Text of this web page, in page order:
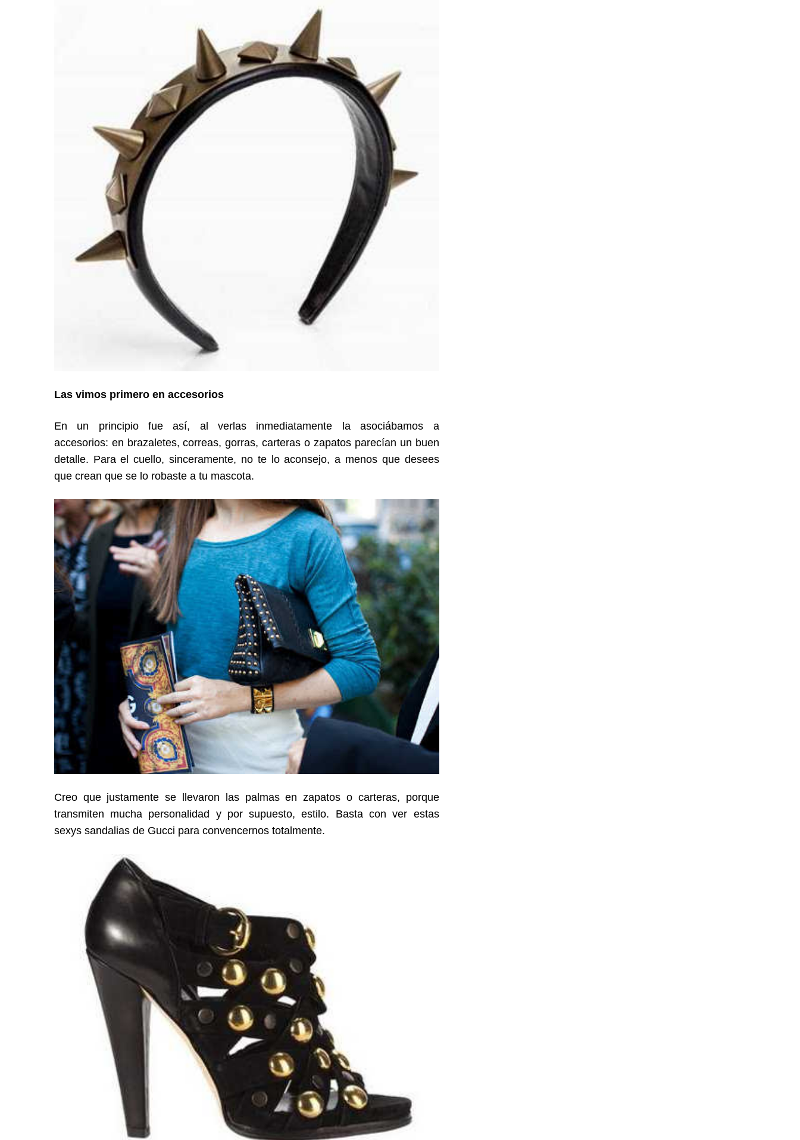
Las vimos primero en accesorios
En un principio fue así, al verlas inmediatamente la asociábamos a
accesorios: en brazaletes, correas, gorras, carteras o zapatos parecían un buen
detalle. Para el cuello, sinceramente, no te lo aconsejo, a menos que desees
que crean que se lo robaste a tu mascota.
Creo que justamente se llevaron las palmas en zapatos o carteras, porque
transmiten mucha personalidad y por supuesto, estilo. Basta con ver estas
sexys sandalias de Gucci para convencernos totalmente.